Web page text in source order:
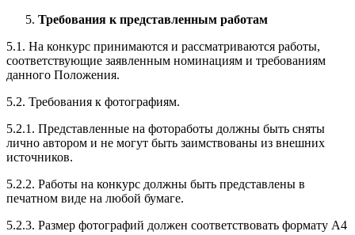
Требования к представленным работам
5.1. На конкурс принимаются и рассматриваются работы,
соответствующие заявленным номинациям и требованиям
данного Положения.
5.2. Требования к фотографиям.
5.2.1. Представленные на фотоработы должны быть сняты
лично автором и не могут быть заимствованы из внешних
источников.
5.2.2. Работы на конкурс должны быть представлены в
печатном виде на любой бумаге.
5.2.3. Размер фотографий должен соответствовать формату А4